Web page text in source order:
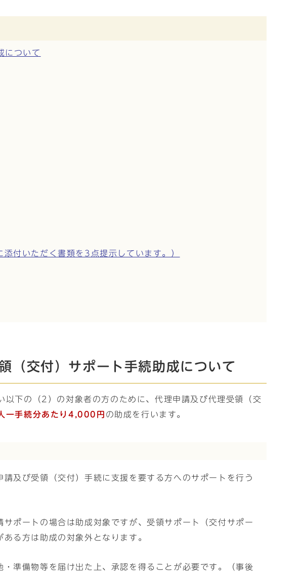
について
付いただく書類を3点提示しています。）
（交付）サポート手続助成について
下の（2）の対象者の方のために、代理申請及び代理受領（交
一手続分あたり4,000円 の助成を行います。
及び受領（交付）手続に支援を要する方へのサポートを行う
ポートの場合は助成対象ですが、受領サポート（交付サポー
る方は助成の対象外となります。
準備物等を届け出た上、承認を得ることが必要です。（事後